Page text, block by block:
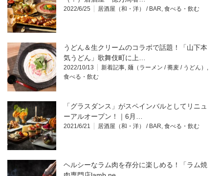
2022/6/25 居酒屋（和・洋） / BAR, 食べる・飲む
うどん＆生クリームのコラボで話題！「山下本
気うどん」歌舞伎町に上…
2022/10/13 新着記事, 麺（ラーメン / 蕎麦 / うどん） ,
食べる・飲む
「グラスダンス」がスペインバルとしてリニュ
ーアルオープン！｜6月…
2021/6/21 居酒屋（和・洋） / BAR, 食べる・飲む
ヘルシーなラム肉を存分に楽しめる！「ラム焼